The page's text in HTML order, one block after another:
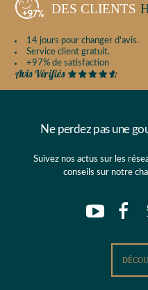
DES CLIENTS
14 jours pour changer d'avis.
Service client gratuit.
+97% de satisfaction
Ne perdez pas une
Suivez nos actus sur les
conseils sur notre